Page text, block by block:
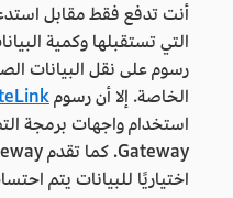
أنت تدفع فقط مقابل
التي تستقبلها وكمية
رسوم على نقل البيانات
الخاصة. إلا أن رسوم
اختياريًا للبيانات يتم